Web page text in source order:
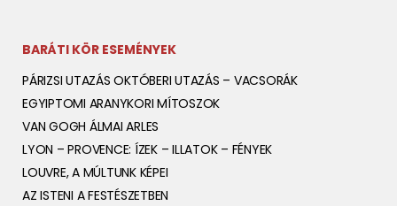
BARÁTI KÖR ESEMÉNYEK
PÁRIZSI UTAZÁS OKTÓBERI UTAZÁS – VACSORÁK
EGYIPTOMI ARANYKORI MÍTOSZOK
VAN GOGH ÁLMAI ARLES
LYON – PROVENCE: ÍZEK – ILLATOK – FÉNYEK
LOUVRE, A MÚLTUNK KÉPEI
AZ ISTENI A FESTÉSZETBEN